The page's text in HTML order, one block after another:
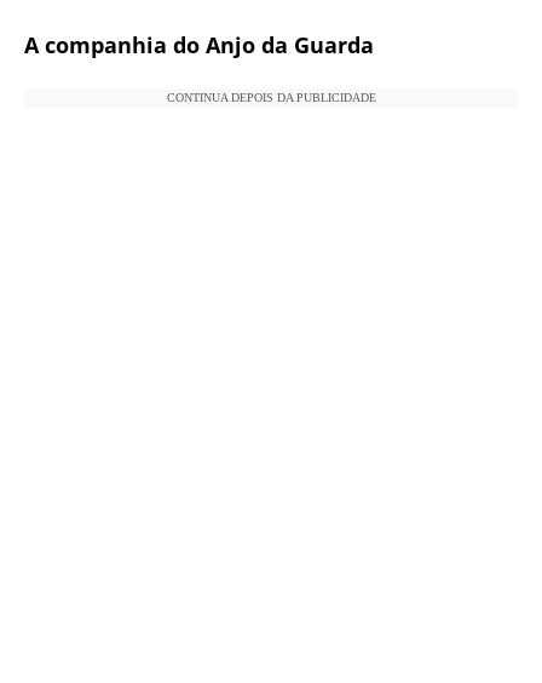
A companhia do Anjo da Guarda
CONTINUA DEPOIS DA PUBLICIDADE